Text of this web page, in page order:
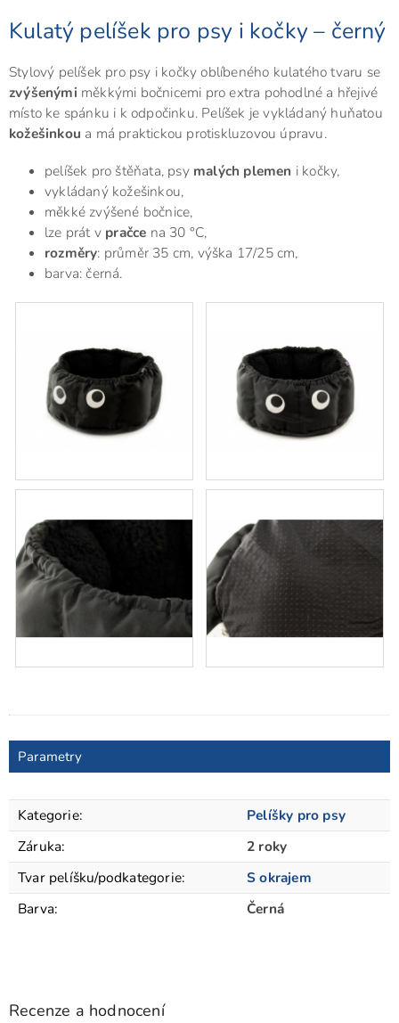
Kulatý pelíšek pro psy i kočky – černý
Stylový pelíšek pro psy i kočky oblíbeného kulatého tvaru se
zvýšenými měkkými bočnicemi pro extra pohodlné a hřejivé
místo ke spánku i k odpočinku. Pelíšek je vykládaný huňatou
kožešinkou a má praktickou protiskluzovou úpravu.
pelíšek pro štěňata, psymalých plemen i kočky,
vykládaný kožešinkou,
měkké zvýšené bočnice,
lze prát v pračce na 30 °C,
rozměry: průměr 35 cm, výška 17/25 cm,
barva: černá.
Parametry
Kategorie:
Pelíšky pro psy
Záruka:
2 roky
Tvar pelíšku/podkategorie:
S okrajem
Barva: Černá
Recenze a hodnocení